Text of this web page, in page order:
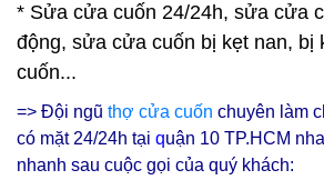
* Sửa cửa cuốn 24/24h, sửa cửa
động, sửa cửa cuốn bị kẹt nan, bị
cuốn...
=> Đội ngũ thợ cửa cuốn chuyên làm
có mặt 24/24h tại quận 10 TP.HCM
nhanh sau cuộc gọi của quý khách: